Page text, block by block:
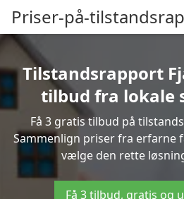
Priser-på-
Tilstandsrapport
tilbud fra lokale
Få 3 gratis tilbud på
Sammenlign priser fra erfarne
vælge den rette
Få 3 tilbud, gratis og